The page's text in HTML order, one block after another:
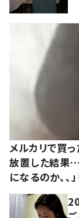
メルカリで買
放置した結果
になるのか、、